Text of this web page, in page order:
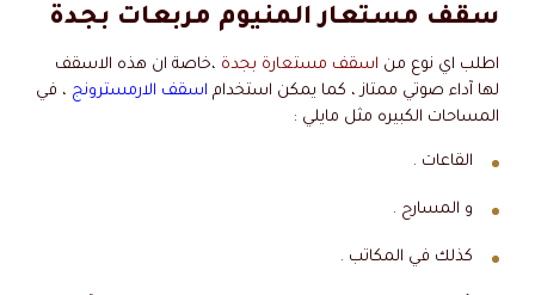
سقف مستعار المنيوم مربعات بجدة
اطلب اي نوع من اسقف مستعارة بجدة ،خاصة ان هذه الاسقف
لها آداء صوتي ممتاز ، كما يمكن استخدام اسقف الارمسترونج ، في
المساحات الكبيره مثل مايلي :
القاعات .
و المسارح .
كذلك في المكاتب .